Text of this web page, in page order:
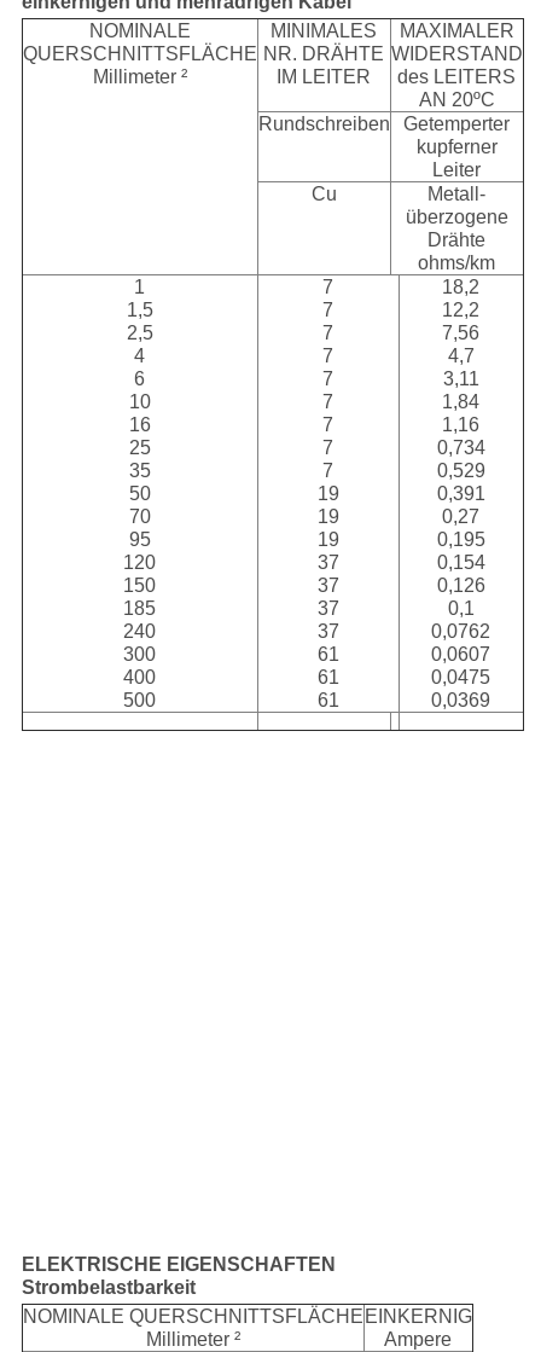
NOMINALE
QUERSCHNITTSFLÄCHE
Millimeter ²
MINIMALES
NR. DRÄHTE
IM LEITER
MAXIMALER
WIDERSTAND
des LEITERS
AN 20ºC
Rundschreiben
Getemperter
kupferner
Leiter
Cu
Metall-
überzogene
Drähte
ohms/km
1
1,5
2,5
4
6
10
16
25
35
50
70
95
120
150
185
240
300
400
500
7
7
7
7
7
7
7
7
7
19
19
19
37
37
37
37
61
61
61
18,2
12,2
7,56
4,7
3,11
1,84
1,16
0,734
0,529
0,391
0,27
0,195
0,154
0,126
0,1
0,0762
0,0607
0,0475
0,0369
ELEKTRISCHE EIGENSCHAFTEN
Strombelastbarkeit
NOMINALE QUERSCHNITTSFLÄCHE
Millimeter ²
EINKERNIG
Ampere